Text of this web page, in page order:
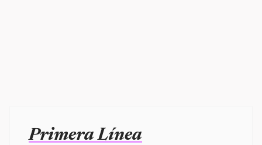
Primera Línea